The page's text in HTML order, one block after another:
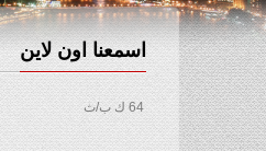
اسمعنا اون لاين
64 ك ب/ث